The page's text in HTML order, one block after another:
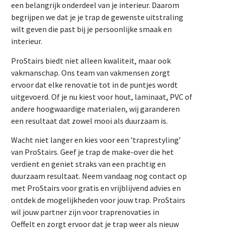
een belangrijk onderdeel van je interieur. Daarom
begrijpen we dat je je trap de gewenste uitstraling
wilt geven die past bij je persoonlijke smaak en
interieur.
ProStairs biedt niet alleen kwaliteit, maar ook
vakmanschap. Ons team van vakmensen zorgt
ervoor dat elke renovatie tot in de puntjes wordt
uitgevoerd. Of je nu kiest voor hout, laminaat, PVC of
andere hoogwaardige materialen, wij garanderen
een resultaat dat zowel mooi als duurzaam is.
Wacht niet langer en kies voor een ’traprestyling’
van ProStairs. Geef je trap de make-over die het
verdient en geniet straks van een prachtig en
duurzaam resultaat. Neem vandaag nog contact op
met ProStairs voor gratis en vrijblijvend advies en
ontdek de mogelijkheden voor jouw trap. ProStairs
wil jouw partner zijn voor traprenovaties in
Oeffelt en zorgt ervoor dat je trap weer als nieuw